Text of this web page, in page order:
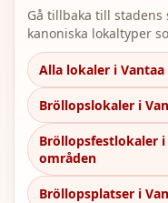
Gå tillbaka till
kanoniska lokaltyper
Alla lokaler i
Bröllopslokaler i
Bröllopsfestlokaler
områden
Bröllopsplatser i